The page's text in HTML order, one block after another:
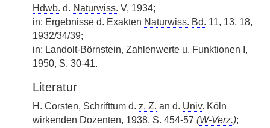
Hdwb. d. Naturwiss. V, 1934;
in: Ergebnisse d. Exakten Naturwiss. Bd. 11, 13, 18,
1932/34/39;
in: Landolt-Börnstein, Zahlenwerte u. Funktionen I,
1950, S. 30-41.
Literatur
H. Corsten, Schrifttum d. z. Z. an d. Univ. Köln
wirkenden Dozenten, 1938, S. 454-57 (W-Verz.);